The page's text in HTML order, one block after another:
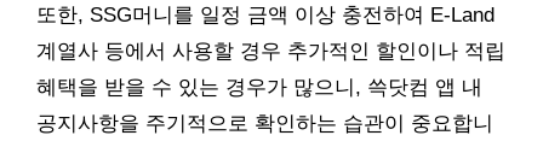
또한, SSG머니를 일정 금액 이상 충전하여 E-Land
계열사 등에서 사용할 경우 추가적인 할인이나 적립
혜택을 받을 수 있는 경우가 많으니, 쓱닷컴 앱 내
공지사항을 주기적으로 확인하는 습관이 중요합니